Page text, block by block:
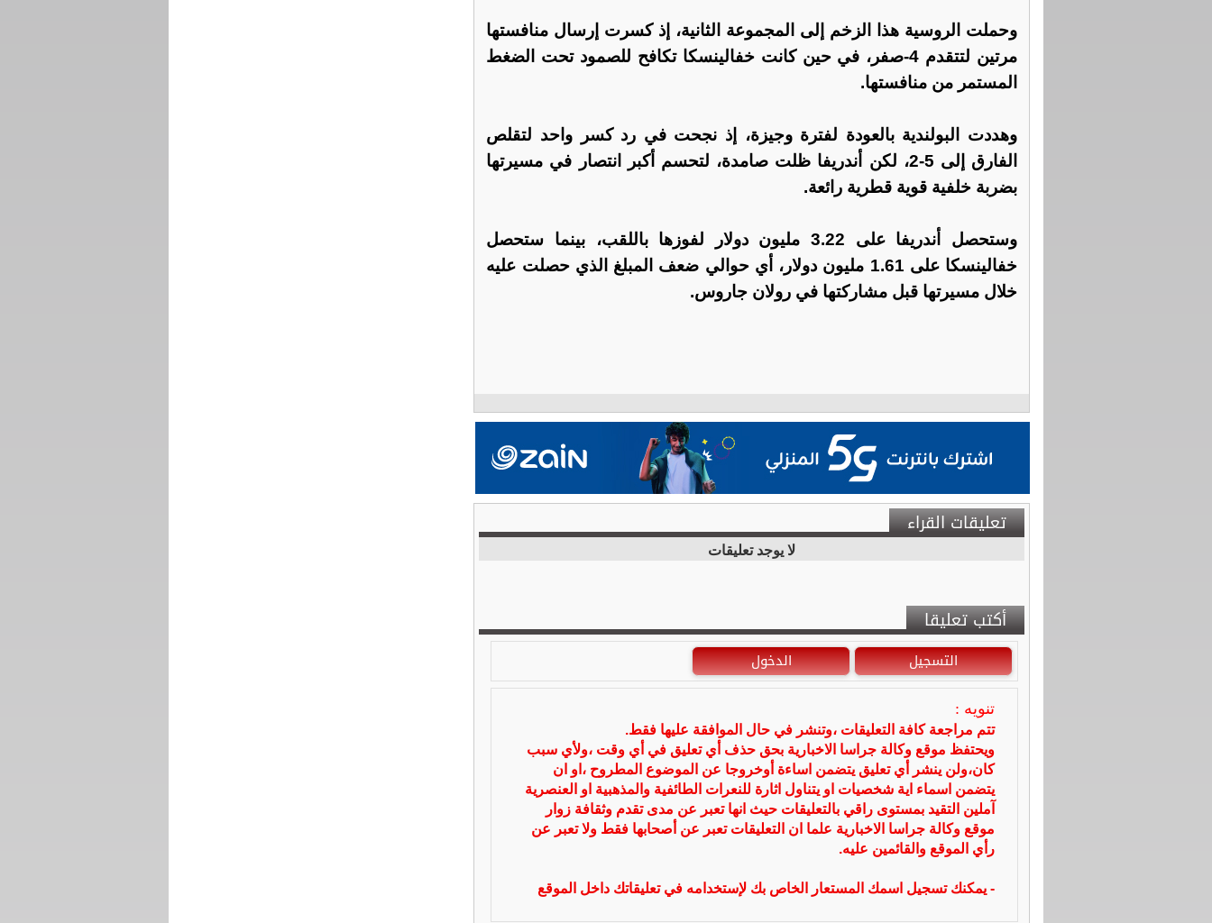
وحملت الروسية هذا الزخم إلى المجموعة الثانية، إذ كسرت إرسال منافستها
مرتين لتتقدم 4-صفر، في حين كانت خفالينسكا تكافح للصمود تحت الضغط
المستمر من منافستها.
وهددت البولندية بالعودة لفترة وجيزة، إذ نجحت في رد كسر واحد لتقلص
الفارق إلى 5-2، لكن أندريفا ظلت صامدة، لتحسم أكبر انتصار في مسيرتها
بضربة خلفية قوية قطرية رائعة.
وستحصل أندريفا على 3.22 مليون دولار لفوزها باللقب، بينما ستحصل
خفالينسكا على 1.61 مليون دولار، أي حوالي ضعف المبلغ الذي حصلت عليه
خلال مسيرتها قبل مشاركتها في رولان جاروس.
تعليقات القراء
لا يوجد تعليقات
أكتب تعليقا
التسجيل الدخول
تنويه :
تتم مراجعة كافة التعليقات ،وتنشر في حال الموافقة عليها فقط.
ويحتفظ موقع وكالة جراسا الاخبارية بحق حذف أي تعليق في أي وقت ،ولأي سبب
كان،ولن ينشر أي تعليق يتضمن اساءة أوخروجا عن الموضوع المطروح ،او ان
يتضمن اسماء اية شخصيات او يتناول اثارة للنعرات الطائفية والمذهبية او العنصرية
آملين التقيد بمستوى راقي بالتعليقات حيث انها تعبر عن مدى تقدم وثقافة زوار
موقع وكالة جراسا الاخبارية علما ان التعليقات تعبر عن أصحابها فقط ولا تعبر عن
رأي الموقع والقائمين عليه.
- يمكنك تسجيل اسمك المستعار الخاص بك لإستخدامه في تعليقاتك داخل الموقع